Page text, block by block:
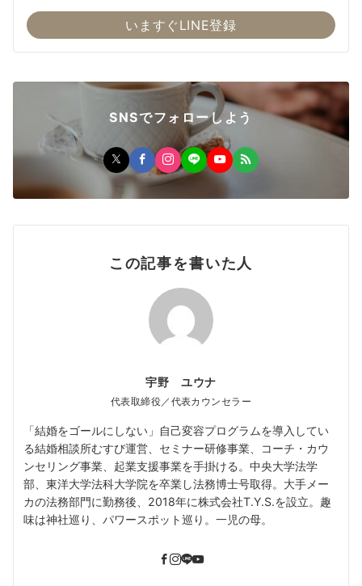
いますぐLINE登録
SNSでフォローしよう
この記事を書いた人
宇野 ユウナ
代表取締役／代表カウンセラー
「結婚をゴールにしない」自己変容プログラムを導入してい
る結婚相談所むすび運営、セミナー研修事業、コーチ・カウ
ンセリング事業、起業支援事業を手掛ける。中央大学法学
部、東洋大学法科大学院を卒業し法務博士号取得。大手メー
カの法務部門に勤務後、2018年に株式会社T.Y.S.を設立。趣
味は神社巡り、パワースポット巡り。一児の母。